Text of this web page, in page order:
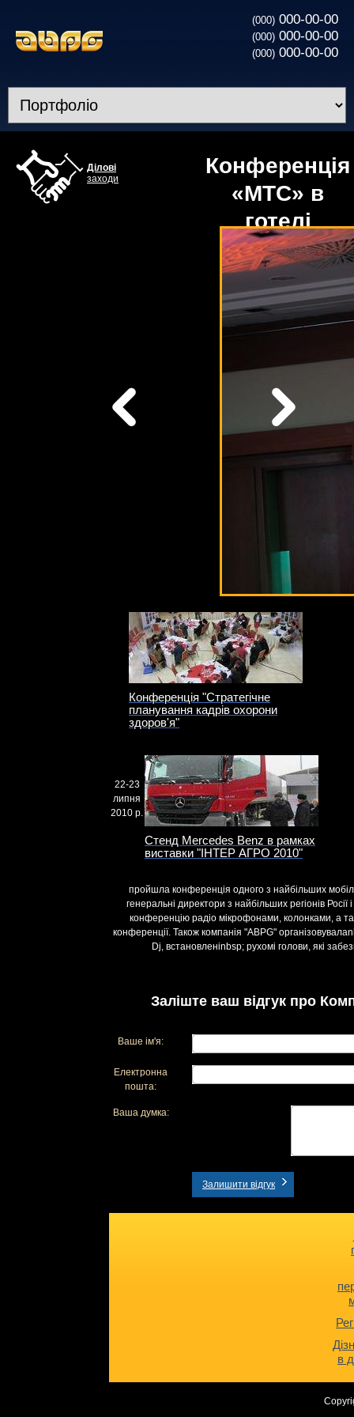
(000) 000-00-00
(000) 000-00-00
(000) 000-00-00
Ділові
заходи
Конференція
«МТС» в
готелі
Radisson
Конференція "Стратегічне
планування кадрів охорони
здоров'я"
Стенд Mercedes Benz в рамках
виставки "ІНТЕР АГРО 2010"
22-23
липня
2010 р.
пройшла конференція одного з найбільших
генеральні директори з найбільших регіонів
конференцію радіо мікрофонами, колонками, а
конференції. Також компанія "ABPG"
Dj, встановленіnbsp; рухомі голови, які
Заліште ваш відгук про
Ваше ім'я:
Електронна
пошта:
Ваша думка:
Залишити відгук
в